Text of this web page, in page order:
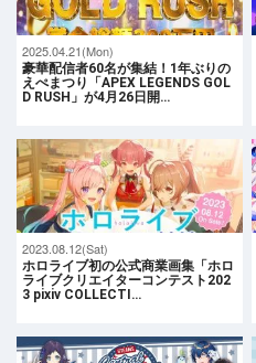
2025.04.21(Mon)
豪華配信者60名が集結！1年ぶりの
えぺまつり「APEX LEGENDS GOL
D RUSH」が4月26日開…
2023.08.12(Sat)
ホロライブ初の公式商業画集「ホロ
ライブクリエイターコンテスト202
3 pixiv COLLECTI…